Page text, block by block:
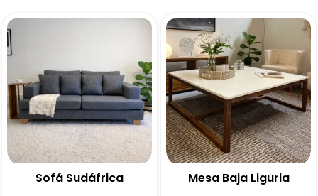
Sofá Sudáfrica Mesa Baja Liguria